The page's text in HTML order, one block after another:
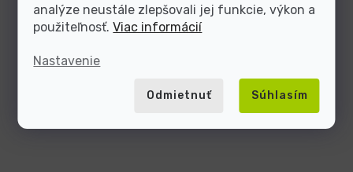
analýze neustále zlepšovali jej funkcie, výkon a
použiteľnosť.Viac informácií
Nastavenie
Odmietnuť Súhlasím